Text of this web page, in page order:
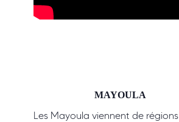
MAYOULA
Les Mayoula viennent de régions